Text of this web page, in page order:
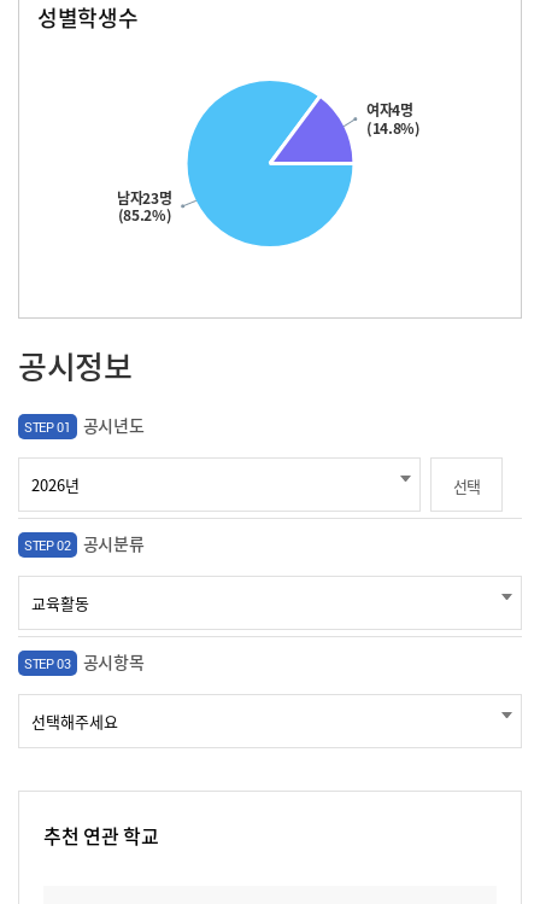
성별학생수
남자23명
(85.2%)
여자4명
(14.8%)
공시정보
STEP 01 공시년도
선택
STEP 02 공시분류
STEP 03 공시항목
추천 연관 학교